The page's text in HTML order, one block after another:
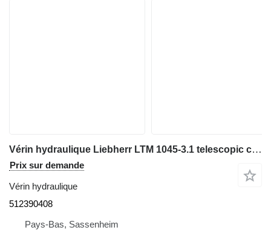
Vérin hydraulique Liebherr LTM 1045-3.1 telescopic cylinder single 512390408 pour grue mobile
Prix sur demande
Vérin hydraulique
512390408
Pays-Bas, Sassenheim